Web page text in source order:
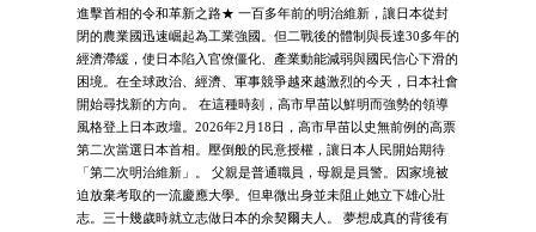
進擊首相的令和革新之路★ 一百多年前的明治維新，讓日本從封
閉的農業國迅速崛起為工業強國。但二戰後的體制與長達30多年的
經濟滯緩，使日本陷入官僚僵化、產業動能減弱與國民信心下滑的
困境。在全球政治、經濟、軍事競爭越來越激烈的今天，日本社會
開始尋找新的方向。 在這種時刻，高市早苗以鮮明而強勢的領導
風格登上日本政壇。2026年2月18日，高市早苗以史無前例的高票
第二次當選日本首相。壓倒般的民意授權，讓日本人民開始期待
「第二次明治維新」。 父親是普通職員，母親是員警。因家境被
迫放棄考取的一流慶應大學。但卑微出身並未阻止她立下雄心壯
志。三十幾歲時就立志做日本的佘契爾夫人。 夢想成真的背後有